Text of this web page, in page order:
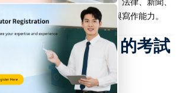
基礎，亦有助培養優秀的溝通與寫作能力。
Literature 的考試